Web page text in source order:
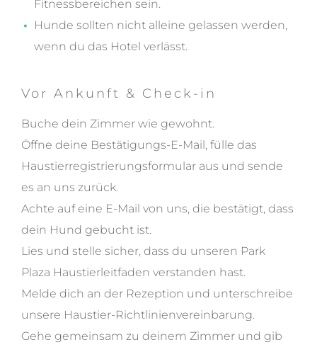
Fitnessbereichen sein.
Hunde sollten nicht alleine gelassen werden,
wenn du das Hotel verlässt.
Vor Ankunft & Check-in
Buche dein Zimmer wie gewohnt.
Öffne deine Bestätigungs-E-Mail, fülle das
Haustierregistrierungsformular aus und sende
es an uns zurück.
Achte auf eine E-Mail von uns, die bestätigt, dass
dein Hund gebucht ist.
Lies und stelle sicher, dass du unseren Park
Plaza Haustierleitfaden verstanden hast.
Melde dich an der Rezeption und unterschreibe
unsere Haustier-Richtlinienvereinbarung.
Gehe gemeinsam zu deinem Zimmer und gib